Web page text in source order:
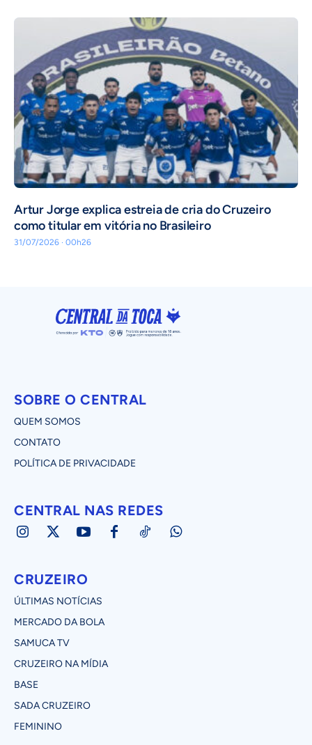
Artur Jorge explica estreia de cria do Cruzeiro
como titular em vitória no Brasileiro
31/07/2026 · 00h26
SOBRE O CENTRAL
QUEM SOMOS
CONTATO
POLÍTICA DE PRIVACIDADE
CENTRAL NAS REDES
CRUZEIRO
ÚLTIMAS NOTÍCIAS
MERCADO DA BOLA
SAMUCA TV
CRUZEIRO NA MÍDIA
BASE
SADA CRUZEIRO
FEMININO